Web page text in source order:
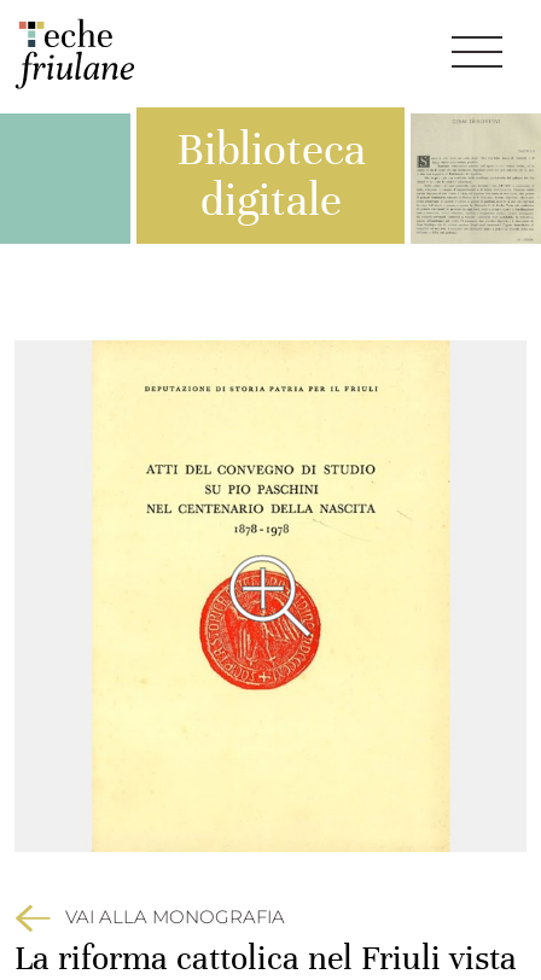
Biblioteca
digitale
VAI ALLA MONOGRAFIA
La riforma cattolica nel Friuli vista